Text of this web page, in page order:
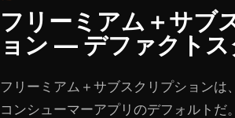
フリーミアム＋サブ
ョン — デファクトス
フリーミアム＋サブスクリプションは
コンシューマーアプリのデフォルトだ